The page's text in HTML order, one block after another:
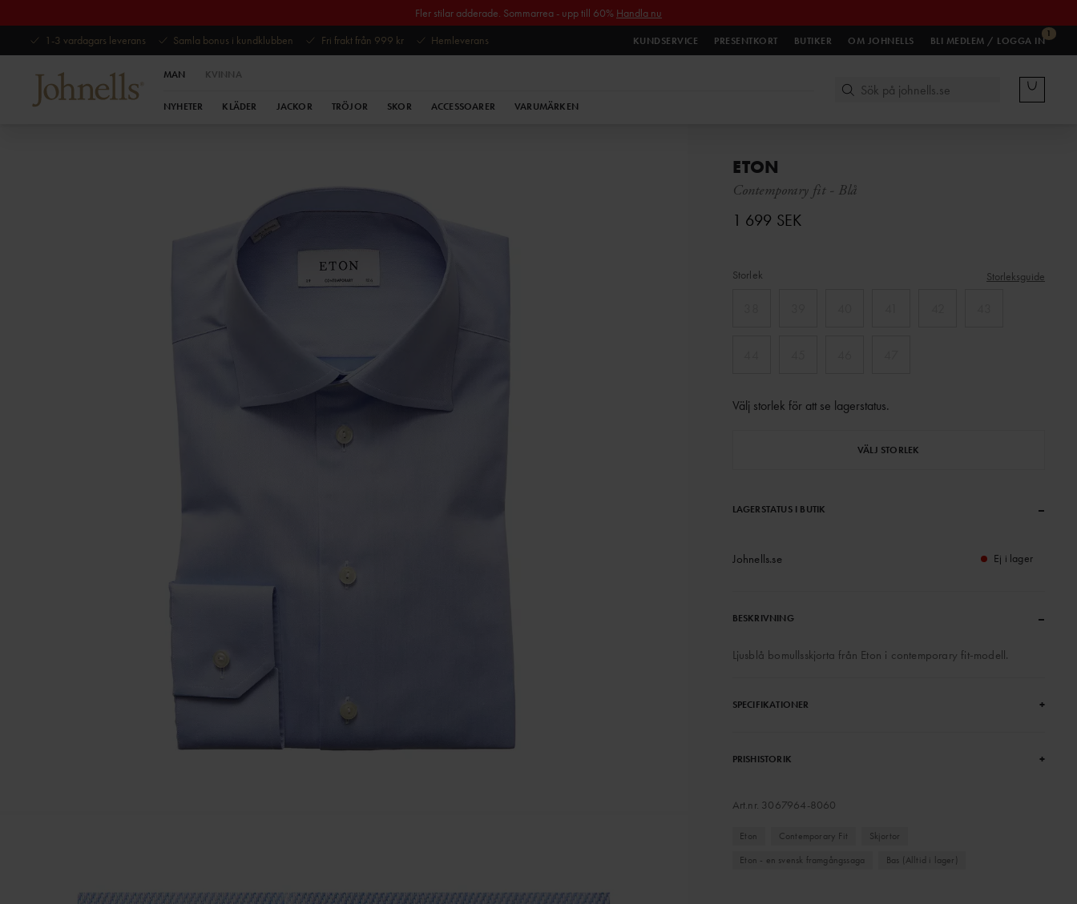
Fler stilar adderade. Sommarrea - upp till 60% Handla nu
1-3 vardagars leverans
Samla bonus i kundklubben Fri frakt från 999 kr Hemleverans KUNDSERVICE PRESENTKORT BUTIKER OM JOHNELLS
1
BLI MEDLEM / LOGGA IN
MAN KVINNA
NYHETER KLÄDER JACKOR TRÖJOR SKOR ACCESSOARER VARUMÄRKEN
ETON
Contemporary fit - Blå
1 699 SEK
Storlek Storleksguide
Välj storlek för att se lagerstatus.
VÄLJ STORLEK
LAGERSTATUS I BUTIK –
Johnells.se Ej i lager
BESKRIVNING –
Ljusblå bomullsskjorta från Eton i contemporary fit-modell.
SPECIFIKATIONER +
PRISHISTORIK +
Art.nr. 3067964-8060
Eton Contemporary Fit
Skjortor
Eton - en svensk framgångssaga
Bas (Alltid i lager)